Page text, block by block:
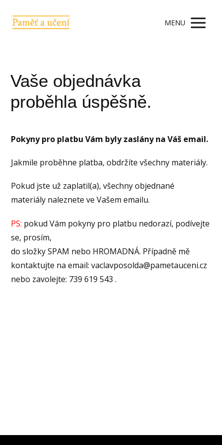
MENU
Vaše objednávka
proběhla úspěšně.
Pokyny pro platbu Vám byly zaslány na Váš email.
Jakmile proběhne platba, obdržíte všechny materiály.
Pokud jste už zaplatil(a), všechny objednané
materiály naleznete ve Vašem emailu.
PS: pokud Vám pokyny pro platbu nedorazí, podívejte
se, prosím,
do složky SPAM nebo HROMADNÁ. Případně mě
kontaktujte na email: vaclavposolda@pametauceni.cz
nebo zavolejte: 739 619 543 .